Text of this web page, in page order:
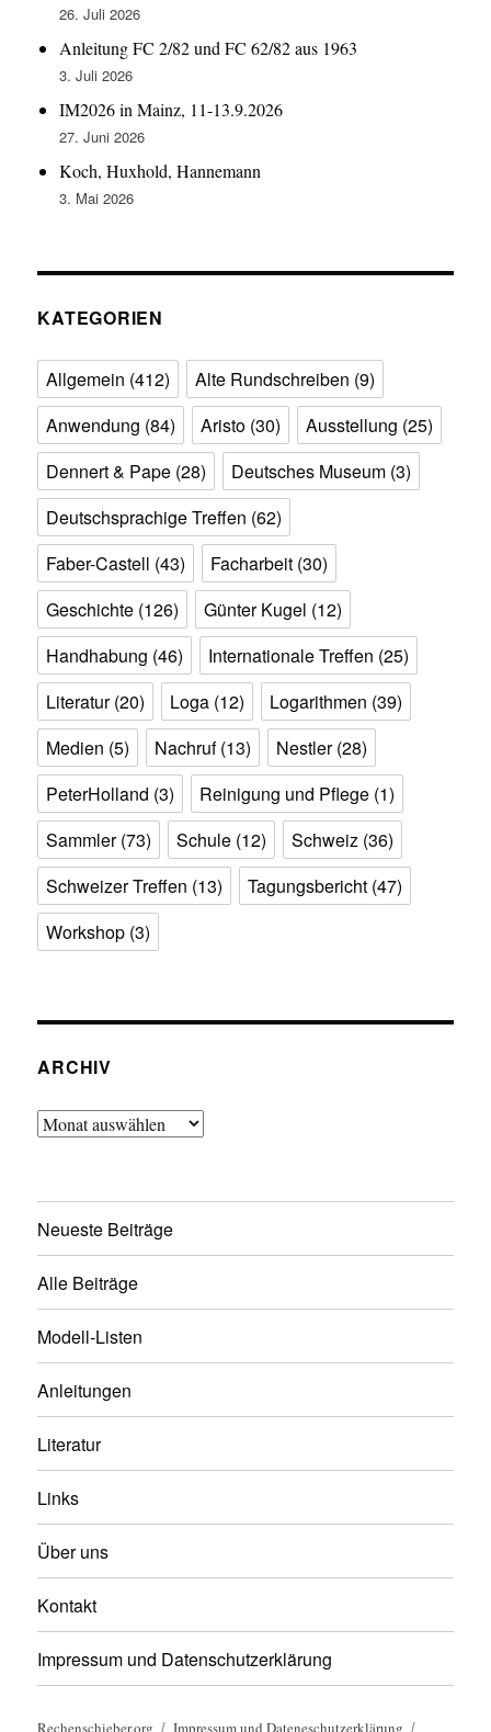
26. Juli 2026
Anleitung FC 2/82 und FC 62/82 aus 1963
3. Juli 2026
IM2026 in Mainz, 11-13.9.2026
27. Juni 2026
Koch, Huxhold, Hannemann
3. Mai 2026
KATEGORIEN
Allgemein (412) Alte Rundschreiben (9)
Anwendung (84) Aristo (30) Ausstellung (25)
Dennert & Pape (28) Deutsches Museum (3)
Deutschsprachige Treffen (62)
Faber-Castell (43) Facharbeit (30)
Geschichte (126) Günter Kugel (12)
Handhabung (46) Internationale Treffen (25)
Literatur(20) Loga (12) Logarithmen (39)
Medien (5) Nachruf(13) Nestler(28)
PeterHolland (3) Reinigung und Pflege (1)
Sammler(73) Schule (12) Schweiz (36)
Schweizer Treffen (13) Tagungsbericht (47)
Workshop (3)
ARCHIV
Archiv
Neueste Beiträge
Alle Beiträge
Modell-Listen
Anleitungen
Literatur
Links
Über uns
Kontakt
Impressum und Datenschutzerklärung